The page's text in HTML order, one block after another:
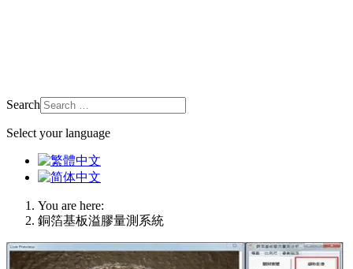
Search
Select your language
You are here:
銅箔基板溢膠量測系統